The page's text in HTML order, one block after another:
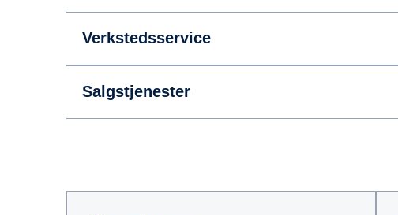
Verkstedsservice
Salgstjenester